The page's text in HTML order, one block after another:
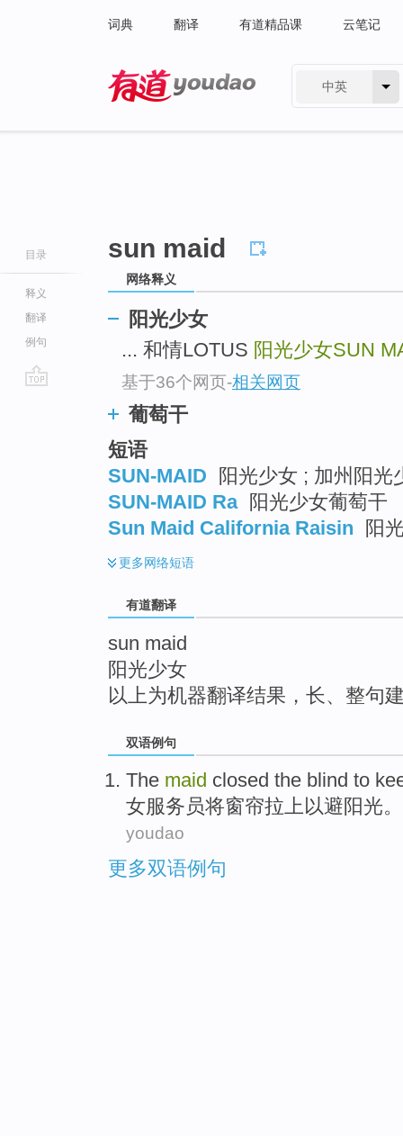
词典 翻译 有道精品课 云笔记
中英
目录
释义
翻译
例句
sun maid
网络释义
阳光少女
... 和情LOTUS 阳光少女SUN
基于36个网页-相关网页
葡萄干
短语
SUN-MAID
阳光少女 ; 加州阳光
SUN-MAID Ra
阳光少女葡萄干
Sun Maid California Raisin
阳
更多网络短语
有道翻译
sun maid
阳光少女
以上为机器翻译结果，长、整句
双语例句
The maid closed the blind to
女服务员将窗帘拉上以避 阳光。
youdao
更多双语例句